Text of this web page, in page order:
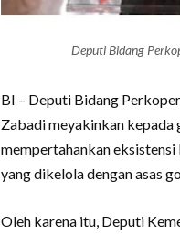
Deputi Bidang
BI – Deputi Bidang
Zabadi meyakinkan kepada
mempertahankan
yang dikelola dengan asas
Oleh karena itu, Deputi